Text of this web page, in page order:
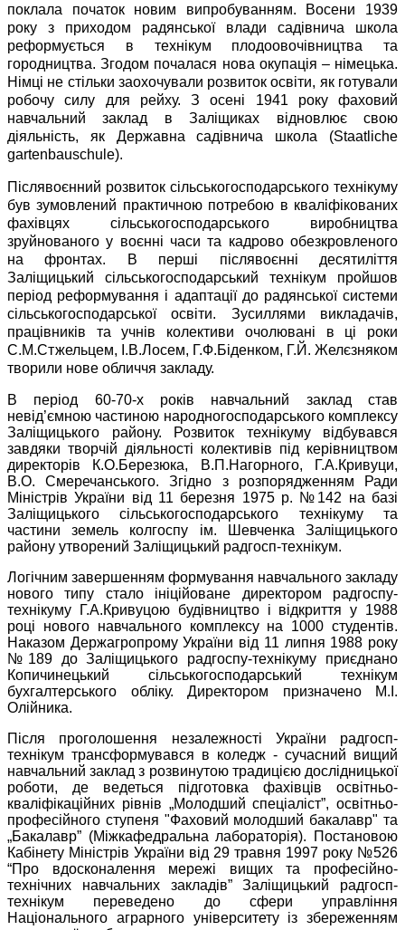
поклала початок новим випробуванням. Восени 1939
року з приходом радянської влади садівнича школа
реформується в технікум плодоовочівництва та
городництва. Згодом почалася нова окупація – німецька.
Німці не стільки заохочували розвиток освіти, як готували
робочу силу для рейху. З осені 1941 року фаховий
навчальний заклад в Заліщиках відновлює свою
діяльність, як Державна садівнича школа (Staatliche
gartenbauschule).
Післявоєнний розвиток сільськогосподарського технікуму
був зумовлений практичною потребою в кваліфікованих
фахівцях сільськогосподарського виробництва
зруйнованого у воєнні часи та кадрово обезкровленого
на фронтах. В перші післявоєнні десятиліття
Заліщицький сільськогосподарський технікум пройшов
період реформування і адаптації до радянської системи
сільськогосподарської освіти. Зусиллями викладачів,
працівників та учнів колективи очолювані в ці роки
С.М.Стжельцем, І.В.Лосем, Г.Ф.Біденком, Г.Й. Желєзняком
творили нове обличчя закладу.
В період 60-70-х років навчальний заклад став
невід’ємною частиною народногосподарського комплексу
Заліщицького району. Розвиток технікуму відбувався
завдяки творчій діяльності колективів під керівництвом
директорів К.О.Березюка, В.П.Нагорного, Г.А.Кривуци,
В.О. Смеречанського. Згідно з розпорядженням Ради
Міністрів України від 11 березня 1975 р. №142 на базі
Заліщицького сільськогосподарського технікуму та
частини земель колгоспу ім. Шевченка Заліщицького
району утворений Заліщицький радгосп-технікум.
Логічним завершенням формування навчального закладу
нового типу стало ініційоване директором радгоспу-
технікуму Г.А.Кривуцою будівництво і відкриття у 1988
році нового навчального комплексу на 1000 студентів.
Наказом Держагропрому України від 11 липня 1988 року
№189 до Заліщицького радгоспу-технікуму приєднано
Копичинецький сільськогосподарський технікум
бухгалтерського обліку. Директором призначено М.І.
Олійника.
Після проголошення незалежності України радгосп-
технікум трансформувався в коледж - сучасний вищий
навчальний заклад з розвинутою традицією дослідницької
роботи, де ведеться підготовка фахівців освітньо-
кваліфікаційних рівнів „Молодший спеціаліст”, освітньо-
професійного ступеня "Фаховий молодший бакалавр" та
„Бакалавр” (Міжкафедральна лабораторія). Постановою
Кабінету Міністрів України від 29 травня 1997 року №526
“Про вдосконалення мережі вищих та професійно-
технічних навчальних закладів” Заліщицький радгосп-
технікум переведено до сфери управління
Національного аграрного університету із збереженням